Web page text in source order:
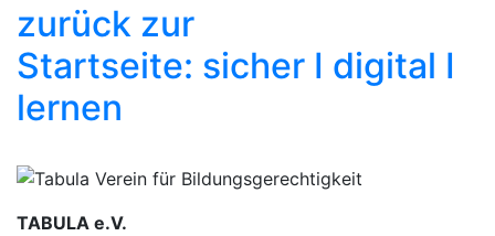
zurück zur
Startseite: sicher I digital I
lernen
TABULA e.V.